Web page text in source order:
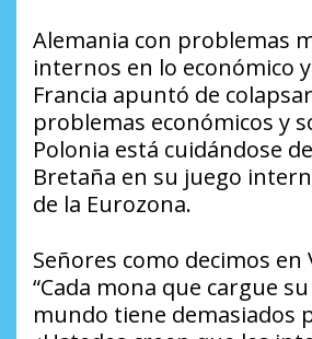
Alemania con problemas
internos en lo económico
Francia apuntó de
problemas económicos y
Polonia está cuidándose
Bretaña en su juego
de la Eurozona.
Señores como decimos en
“Cada mona que cargue
mundo tiene demasiados